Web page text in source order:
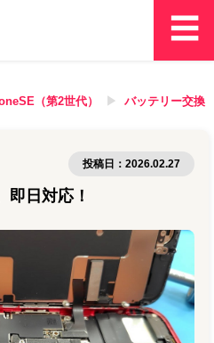
（第2世代） バッテリー交換
即日対応！
投稿日： 2026.02.27